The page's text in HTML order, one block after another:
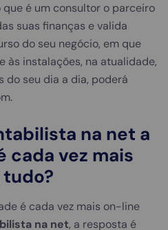
é um consultor o parceiro
suas finanças e valida
do seu negócio, em que
instalações, na atualidade,
do seu dia a dia, poderá
na net a
cada vez mais
é cada vez mais on-line
na net, a resposta é